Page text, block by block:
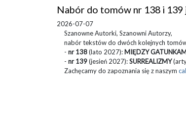
Nabór do tomów nr 138 i
2026-07-07
Szanowne Autorki, Szanowni Autorzy,
nabór tekstów do dwóch kolejnych
- nr 138(lato 2027): MIĘDZY
- nr 139(jesień 2027):SURREALIZMY
Zachęcamy do zapoznania się z naszym